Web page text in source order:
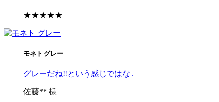
★★★★★
モネト グレー
グレーだね!!という感じではな..
佐藤** 様